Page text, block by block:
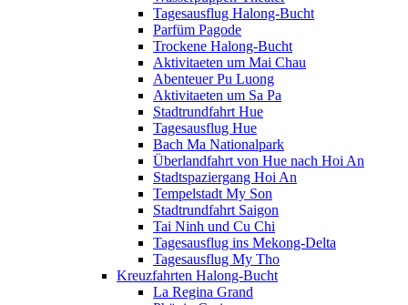
Tagesausflug Halong-Bucht
Parfüm Pagode
Trockene Halong-Bucht
Aktivitaeten um Mai Chau
Abenteuer Pu Luong
Aktivitaeten um Sa Pa
Stadtrundfahrt Hue
Tagesausflug Hue
Bach Ma Nationalpark
Überlandfahrt von Hue nach Hoi An
Stadtspaziergang Hoi An
Tempelstadt My Son
Stadtrundfahrt Saigon
Tai Ninh und Cu Chi
Tagesausflug ins Mekong-Delta
Tagesausflug My Tho
Kreuzfahrten Halong-Bucht
La Regina Grand